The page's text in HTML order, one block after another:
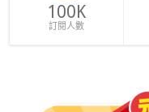
100K
訂閱人數